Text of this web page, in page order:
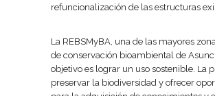
refuncionalización de las estructuras
La REBSMyBA, una de las mayores
de conservación bioambiental de
objetivo es lograr un uso sostenible. La
preservar la biodiversidad y ofrecer